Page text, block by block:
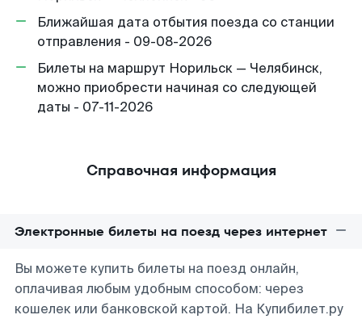
Ближайшая дата отбытия поезда со станции
отправления - 09-08-2026
Билеты на маршрут Норильск — Челябинск,
можно приобрести начиная со следующей
даты - 07-11-2026
Справочная информация
Электронные билеты на поезд через интернет
Вы можете купить билеты на поезд онлайн,
оплачивая любым удобным способом: через
кошелек или банковской картой. На Купибилет.ру